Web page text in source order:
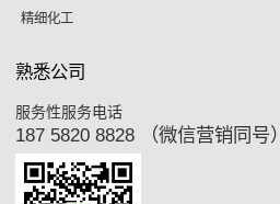
精细化工
熟悉公司
服务性服务电话
187 5820 8828 （微信营销同号）